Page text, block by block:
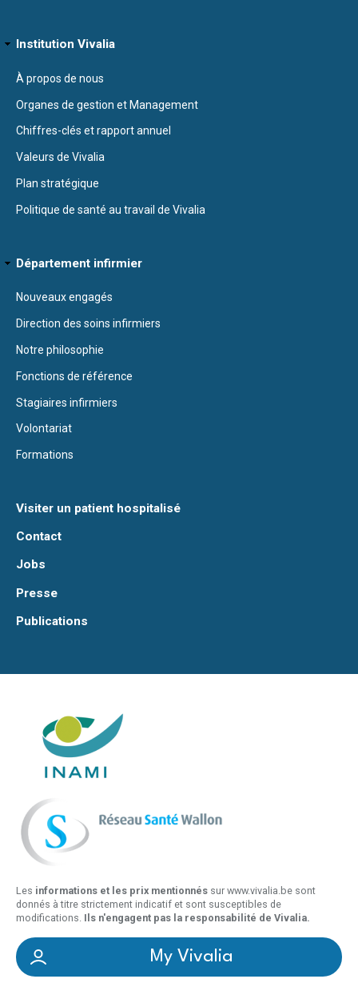
Institution Vivalia
À propos de nous
Organes de gestion et Management
Chiffres-clés et rapport annuel
Valeurs de Vivalia
Plan stratégique
Politique de santé au travail de Vivalia
Département infirmier
Nouveaux engagés
Direction des soins infirmiers
Notre philosophie
Fonctions de référence
Stagiaires infirmiers
Volontariat
Formations
Visiter un patient hospitalisé
Contact
Jobs
Presse
Publications
Les informations et les prix mentionnés sur www.vivalia.be sont
donnés à titre strictement indicatif et sont susceptibles de
modifications. Ils n'engagent pas la responsabilité de Vivalia.
My Vivalia